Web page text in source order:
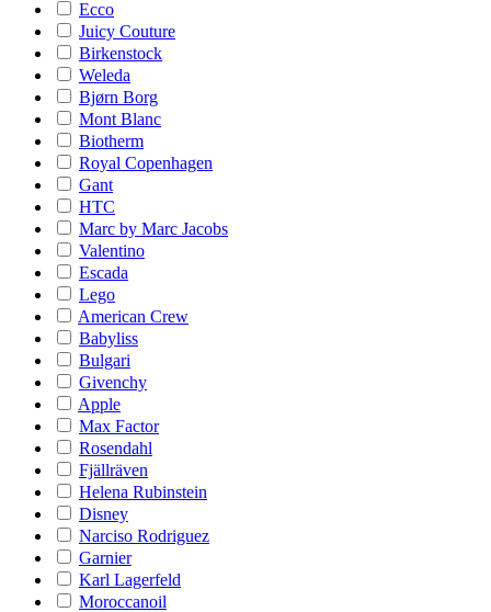
Ecco
Juicy Couture
Birkenstock
Weleda
Bjørn Borg
Mont Blanc
Biotherm
Royal Copenhagen
Gant
HTC
Marc by Marc Jacobs
Valentino
Escada
Lego
American Crew
Babyliss
Bulgari
Givenchy
Apple
Max Factor
Rosendahl
Fjällräven
Helena Rubinstein
Disney
Narciso Rodriguez
Garnier
Karl Lagerfeld
Moroccanoil